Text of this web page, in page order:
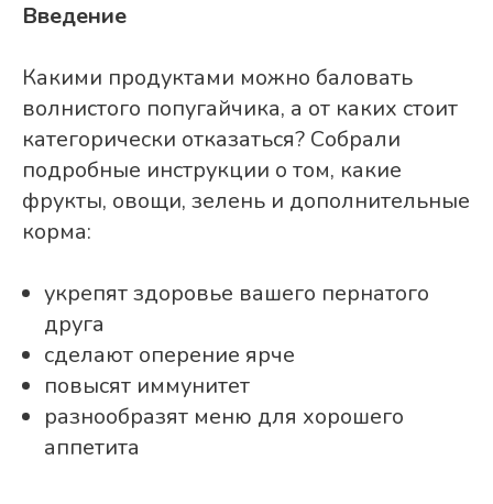
Введение
Какими продуктами можно баловать
волнистого попугайчика, а от каких стоит
категорически отказаться? Собрали
подробные инструкции о том, какие
фрукты, овощи, зелень и дополнительные
корма:
укрепят здоровье вашего пернатого
друга
сделают оперение ярче
повысят иммунитет
разнообразят меню для хорошего
аппетита